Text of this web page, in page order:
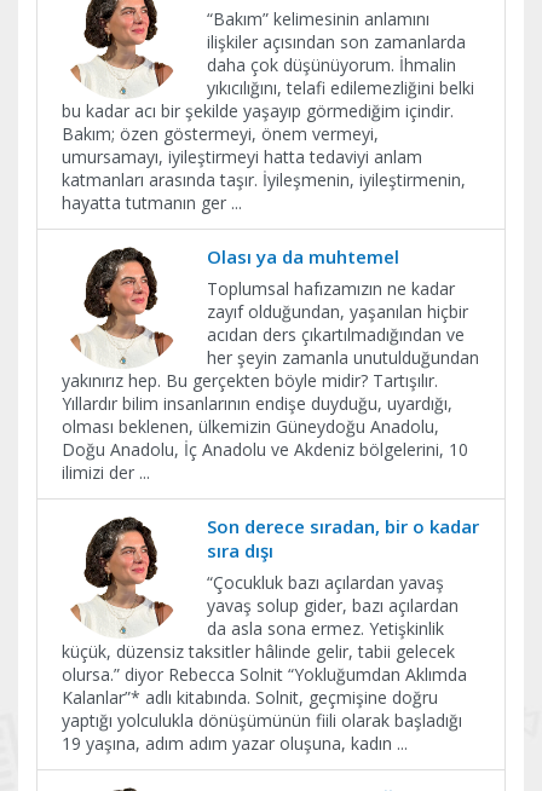
“Bakım” kelimesinin anlamını
ilişkiler açısından son zamanlarda
daha çok düşünüyorum. İhmalin
yıkıcılığını, telafi edilemezliğini belki
bu kadar acı bir şekilde yaşayıp görmediğim içindir.
Bakım; özen göstermeyi, önem vermeyi,
umursamayı, iyileştirmeyi hatta tedaviyi anlam
katmanları arasında taşır. İyileşmenin, iyileştirmenin,
hayatta tutmanın ger ...
Olası ya da muhtemel
Toplumsal hafızamızın ne kadar
zayıf olduğundan, yaşanılan hiçbir
acıdan ders çıkartılmadığından ve
her şeyin zamanla unutulduğundan
yakınırız hep. Bu gerçekten böyle midir? Tartışılır.
Yıllardır bilim insanlarının endişe duyduğu, uyardığı,
olması beklenen, ülkemizin Güneydoğu Anadolu,
Doğu Anadolu, İç Anadolu ve Akdeniz bölgelerini, 10
ilimizi der ...
Son derece sıradan, bir o kadar
sıra dışı
“Çocukluk bazı açılardan yavaş
yavaş solup gider, bazı açılardan
da asla sona ermez. Yetişkinlik
küçük, düzensiz taksitler hâlinde gelir, tabii gelecek
olursa.” diyor Rebecca Solnit “Yokluğumdan Aklımda
Kalanlar”* adlı kitabında. Solnit, geçmişine doğru
yaptığı yolculukla dönüşümünün fiili olarak başladığı
19 yaşına, adım adım yazar oluşuna, kadın ...